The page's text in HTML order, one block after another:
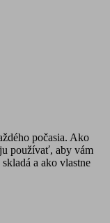
počasia. Ako
používať, aby vám
a ako vlastne